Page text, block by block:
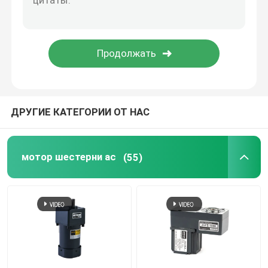
Изготовленный на заказ мотор шестерни
ДРУГИЕ КАТЕГОРИИ ОТ НАС
мотор шестерни ac (55)